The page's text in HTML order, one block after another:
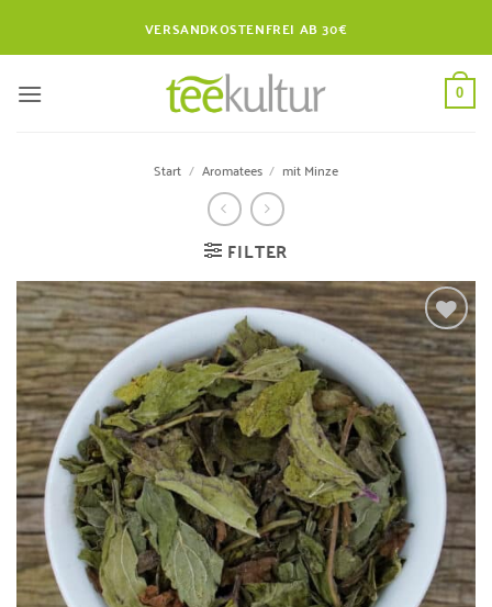
VERSANDKOSTENFREI AB 30€
0
Start / Aromatees / mit Minze
FILTER
Zur
Wunschliste
hinzufügen